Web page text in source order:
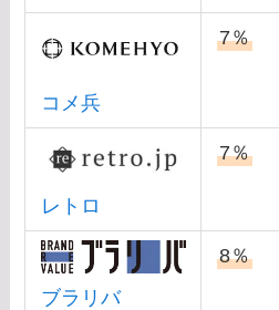
コメ兵
7％
レトロ
7％
ブラリバ
8％